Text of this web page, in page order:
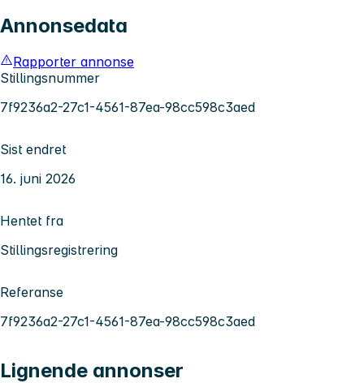
Annonsedata
Rapporter annonse
Stillingsnummer
7f9236a2-27c1-4561-87ea-98cc598c3aed
Sist endret
16. juni 2026
Hentet fra
Stillingsregistrering
Referanse
7f9236a2-27c1-4561-87ea-98cc598c3aed
Lignende annonser